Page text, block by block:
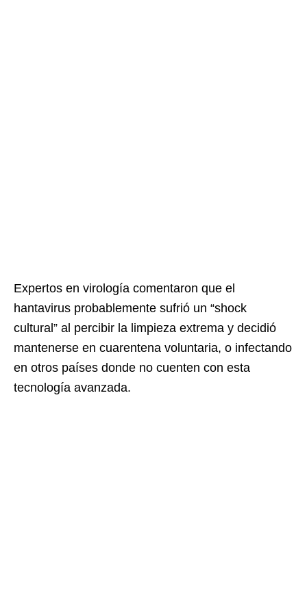
Expertos en virología comentaron que el
hantavirus probablemente sufrió un “shock
cultural” al percibir la limpieza extrema y decidió
mantenerse en cuarentena voluntaria, o infectando
en otros países donde no cuenten con esta
tecnología avanzada.